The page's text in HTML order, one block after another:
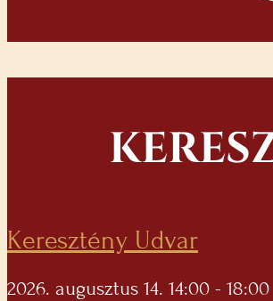
Keresztény Udvar
2026. augusztus 14. 14:00 - 18:00